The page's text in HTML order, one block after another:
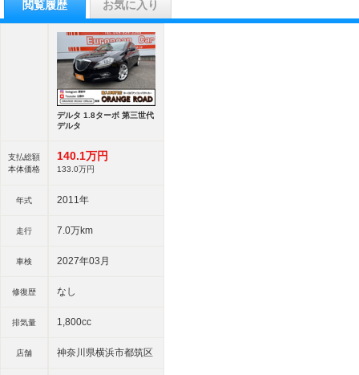
閲覧履歴 お気に入り
支払総額
本体価格
年式
走行
車検
修復歴
排気量
店舗
デルタ 1.8ターボ 第三世代
デルタ
140.1万円
133. 0万円
2011年
7.0万km
2027年03月
なし
1,800cc
神奈川県横浜市都筑区